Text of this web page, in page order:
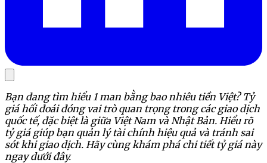
Bạn đang tìm hiểu 1 man bằng bao nhiêu tiền Việt? Tỷ
giá hối đoái đóng vai trò quan trọng trong các giao dịch
quốc tế, đặc biệt là giữa Việt Nam và Nhật Bản. Hiểu rõ
tỷ giá giúp bạn quản lý tài chính hiệu quả và tránh sai
sót khi giao dịch. Hãy cùng khám phá chi tiết tỷ giá này
ngay dưới đây.